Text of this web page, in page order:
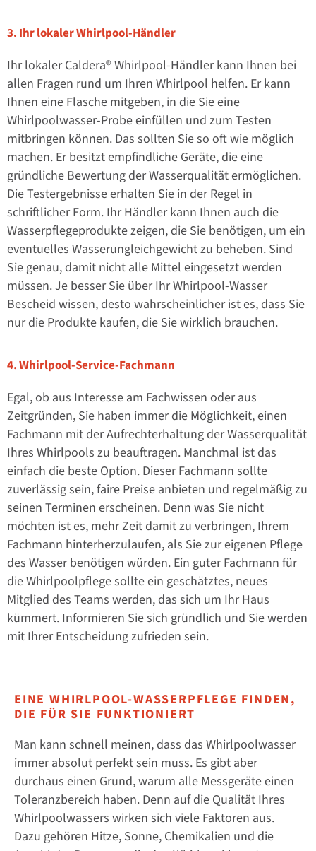
3. Ihr lokaler Whirlpool-Händler
Ihr lokaler Caldera® Whirlpool-Händler kann Ihnen bei
allen Fragen rund um Ihren Whirlpool helfen. Er kann
Ihnen eine Flasche mitgeben, in die Sie eine
Whirlpoolwasser-Probe einfüllen und zum Testen
mitbringen können. Das sollten Sie so oft wie möglich
machen. Er besitzt empfindliche Geräte, die eine
gründliche Bewertung der Wasserqualität ermöglichen.
Die Testergebnisse erhalten Sie in der Regel in
schriftlicher Form. Ihr Händler kann Ihnen auch die
Wasserpflegeprodukte zeigen, die Sie benötigen, um ein
eventuelles Wasserungleichgewicht zu beheben. Sind
Sie genau, damit nicht alle Mittel eingesetzt werden
müssen. Je besser Sie über Ihr Whirlpool-Wasser
Bescheid wissen, desto wahrscheinlicher ist es, dass Sie
nur die Produkte kaufen, die Sie wirklich brauchen.
4. Whirlpool-Service-Fachmann
Egal, ob aus Interesse am Fachwissen oder aus
Zeitgründen, Sie haben immer die Möglichkeit, einen
Fachmann mit der Aufrechterhaltung der Wasserqualität
Ihres Whirlpools zu beauftragen. Manchmal ist das
einfach die beste Option. Dieser Fachmann sollte
zuverlässig sein, faire Preise anbieten und regelmäßig zu
seinen Terminen erscheinen. Denn was Sie nicht
möchten ist es, mehr Zeit damit zu verbringen, Ihrem
Fachmann hinterherzulaufen, als Sie zur eigenen Pflege
des Wasser benötigen würden. Ein guter Fachmann für
die Whirlpoolpflege sollte ein geschätztes, neues
Mitglied des Teams werden, das sich um Ihr Haus
kümmert. Informieren Sie sich gründlich und Sie werden
mit Ihrer Entscheidung zufrieden sein.
EINE WHIRLPOOL-WASSERPFLEGE FINDEN,
DIE FÜR SIE FUNKTIONIERT
Man kann schnell meinen, dass das Whirlpoolwasser
immer absolut perfekt sein muss. Es gibt aber
durchaus einen Grund, warum alle Messgeräte einen
Toleranzbereich haben. Denn auf die Qualität Ihres
Whirlpoolwassers wirken sich viele Faktoren aus.
Dazu gehören Hitze, Sonne, Chemikalien und die